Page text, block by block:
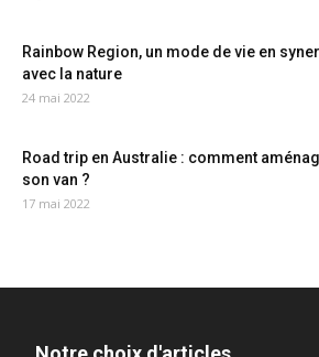
Rainbow Region, un mode de vie en
avec la nature
24 mai 2022
Road trip en Australie : comment
son van ?
17 mai 2022